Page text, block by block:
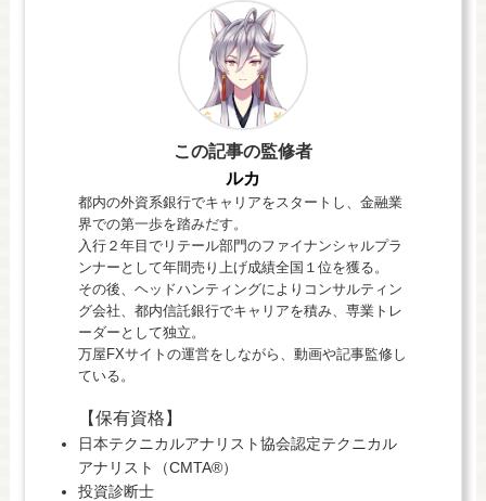
この記事の監修者
ルカ
都内の外資系銀行でキャリアをスタートし、金融業
界での第一歩を踏みだす。
入行２年目でリテール部門のファイナンシャルプラ
ンナーとして年間売り上げ成績全国１位を獲る。
その後、ヘッドハンティングによりコンサルティン
グ会社、都内信託銀行でキャリアを積み、専業トレ
ーダーとして独立。
万屋FXサイトの運営をしながら、動画や記事監修し
ている。
【保有資格】
日本テクニカルアナリスト協会認定テクニカル
アナリスト（CMTA®）
投資診断士